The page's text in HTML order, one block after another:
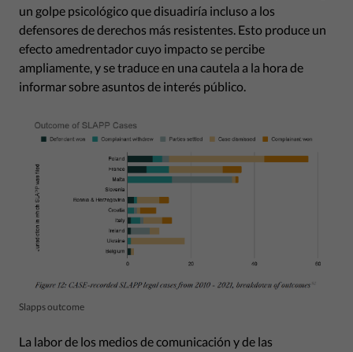
un golpe psicológico que disuadiría incluso a los
defensores de derechos más resistentes. Esto produce un
efecto amedrentador cuyo impacto se percibe
ampliamente, y se traduce en una cautela a la hora de
informar sobre asuntos de interés público.
Slapps outcome
La labor de los medios de comunicación y de las